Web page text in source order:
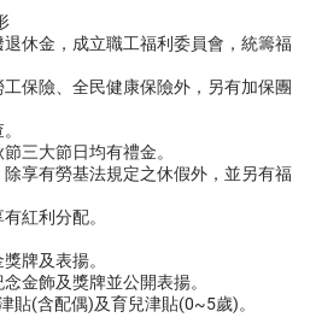
休金，成立職工福利委員會，統籌福
保險、全民健康保險外，另有加保團
三大節日均有禮金。
享有勞基法規定之休假外，並另有福
紅利分配。
牌及表揚。
金飾及獎牌並公開表揚。
貼(含配偶)及育兒津貼(0~5歲)。